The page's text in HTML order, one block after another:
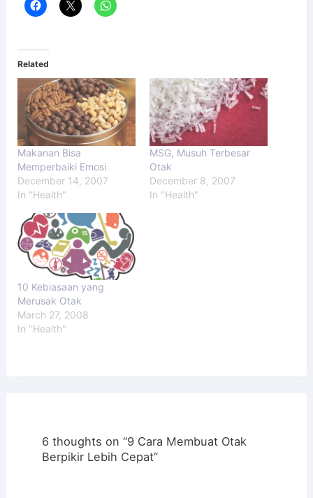
Related
Makanan Bisa
Memperbaiki Emosi
December 14, 2007
In "Health"
MSG, Musuh Terbesar
Otak
December 8, 2007
In "Health"
10 Kebiasaan yang
Merusak Otak
March 27, 2008
In "Health"
6 thoughts on “9 Cara Membuat Otak
Berpikir Lebih Cepat”